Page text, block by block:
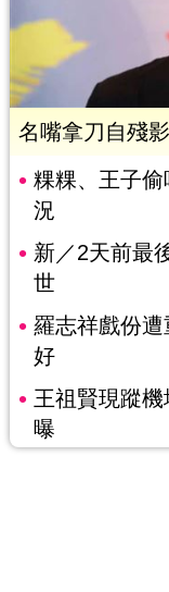
名嘴拿刀自殘
粿粿、王子
況
新／2天前最
世
羅志祥戲份
好
王祖賢現蹤
曝